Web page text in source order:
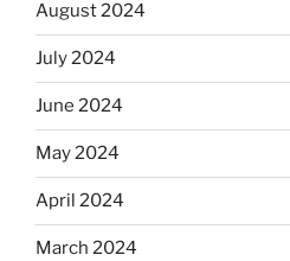
August 2024
July 2024
June 2024
May 2024
April 2024
March 2024